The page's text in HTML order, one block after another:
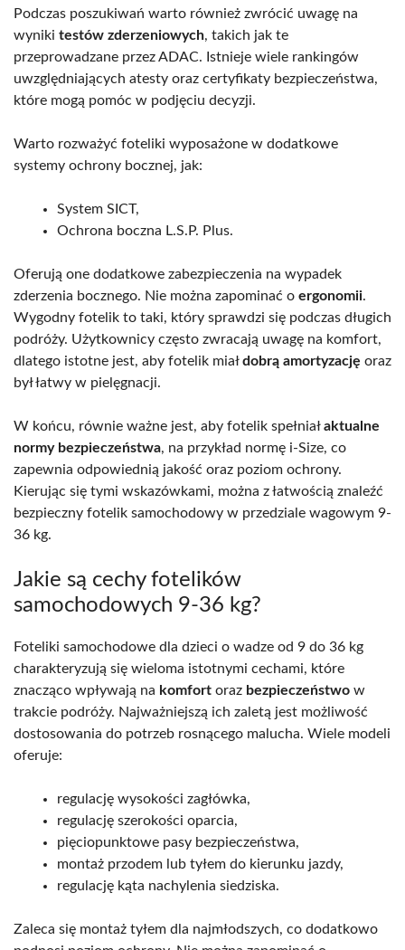
Podczas poszukiwań warto również zwrócić uwagę na
wyniki testów zderzeniowych, takich jak te
przeprowadzane przez ADAC. Istnieje wiele rankingów
uwzględniających atesty oraz certyfikaty bezpieczeństwa,
które mogą pomóc w podjęciu decyzji.
Warto rozważyć foteliki wyposażone w dodatkowe
systemy ochrony bocznej, jak:
System SICT,
Ochrona boczna L.S.P. Plus.
Oferują one dodatkowe zabezpieczenia na wypadek
zderzenia bocznego. Nie można zapominać o ergonomii.
Wygodny fotelik to taki, który sprawdzi się podczas długich
podróży. Użytkownicy często zwracają uwagę na komfort,
dlatego istotne jest, aby fotelik miałdobrą amortyzację oraz
był łatwy w pielęgnacji.
W końcu, równie ważne jest, aby fotelik spełniałaktualne
normy bezpieczeństwa, na przykład normę i-Size, co
zapewnia odpowiednią jakość oraz poziom ochrony.
Kierując się tymi wskazówkami, można z łatwością znaleźć
bezpieczny fotelik samochodowy w przedziale wagowym 9-
36 kg.
Jakie są cechy fotelików
samochodowych 9-36 kg?
Foteliki samochodowe dla dzieci o wadze od 9 do 36 kg
charakteryzują się wieloma istotnymi cechami, które
znacząco wpływają na komfort oraz bezpieczeństwo w
trakcie podróży. Najważniejszą ich zaletą jest możliwość
dostosowania do potrzeb rosnącego malucha. Wiele modeli
oferuje:
regulację wysokości zagłówka,
regulację szerokości oparcia,
pięciopunktowe pasy bezpieczeństwa,
montaż przodem lub tyłem do kierunku jazdy,
regulację kąta nachylenia siedziska.
Zaleca się montaż tyłem dla najmłodszych, co dodatkowo